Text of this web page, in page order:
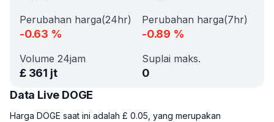
Perubahan harga(24hr)
-0.63 %
Perubahan harga(7hr)
-0.89 %
Volume 24jam
£ 361 jt
Suplai maks.
0
Data Live DOGE
Harga DOGE saat ini adalah £ 0.05, yang merupakan